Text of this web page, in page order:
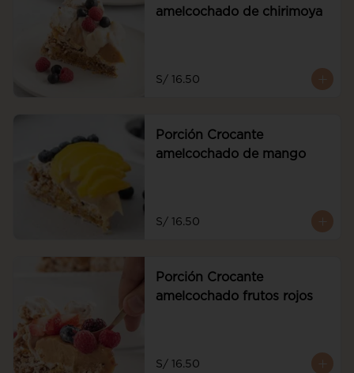
amelcochado de chirimoya
S/ 16.50
Porción Crocante
amelcochado de mango
S/ 16.50
Porción Crocante
amelcochado frutos rojos
S/ 16.50